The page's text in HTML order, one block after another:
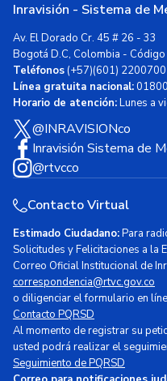
Inravisión - Sistema de
Av. El Dorado Cr. 45 # 26 - 33
Bogotá D.C, Colombia -
Teléfonos(+57)(601) 2200700
Línea gratuita nacional:
Horario de atención:Lunes a
@INRAVISIONco
Inravisión Sistema de
@rtvcco
Contacto Virtual
Estimado Ciudadano:Para
Solicitudes y Felicitaciones a la
Correo Oficial Institucional de
correspondencia@rtvc.gov.co
o diligenciar el formulario en
Contacto PQRSD
Al momento de registrar su
usted podrá realizar el
Seguimiento de PQRSD